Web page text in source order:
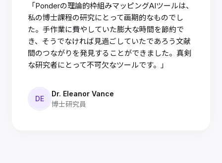
「Ponderの理論的枠組みマッピングAIツールは、
私の博士課程の研究にとって画期的なものでし
た。手作業に費やしていた膨大な時間を節約で
き、そうでなければ見過ごしていたであろう文献
間のつながりを発見することができました。真剣
な研究者にとって不可欠なツールです。」
DE
Dr. Eleanor Vance
博士研究員